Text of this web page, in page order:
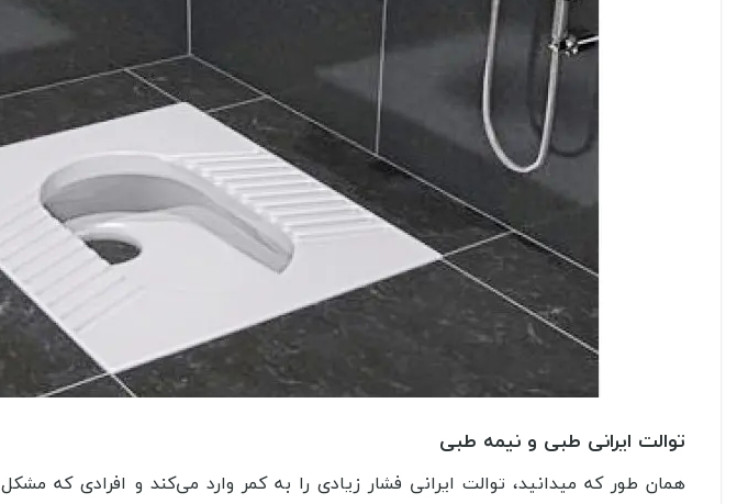
توالت ایرانی طبی و نیمه طبی
همان طور که میدانید، توالت ایرانی فشار زیادی را به کمر وارد می‌کند و افرادی که